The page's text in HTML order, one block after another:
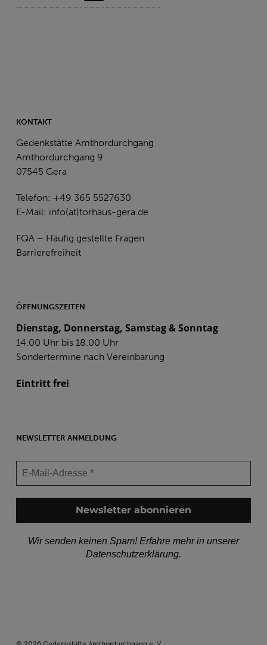
KONTAKT
Gedenkstätte Amthordurchgang
Amthordurchgang 9
07545 Gera
Telefon: +49 365 5527630
E-Mail: info(at)torhaus-gera.de
FQA – Häufig gestellte Fragen
Barrierefreiheit
ÖFFNUNGSZEITEN
Dienstag, Donnerstag, Samstag & Sonntag
14.00 Uhr bis 18.00 Uhr
Sondertermine nach Vereinbarung
Eintritt frei
NEWSLETTER ANMELDUNG
Wir senden keinen Spam! Erfahre mehr in unserer
Datenschutzerklärung.